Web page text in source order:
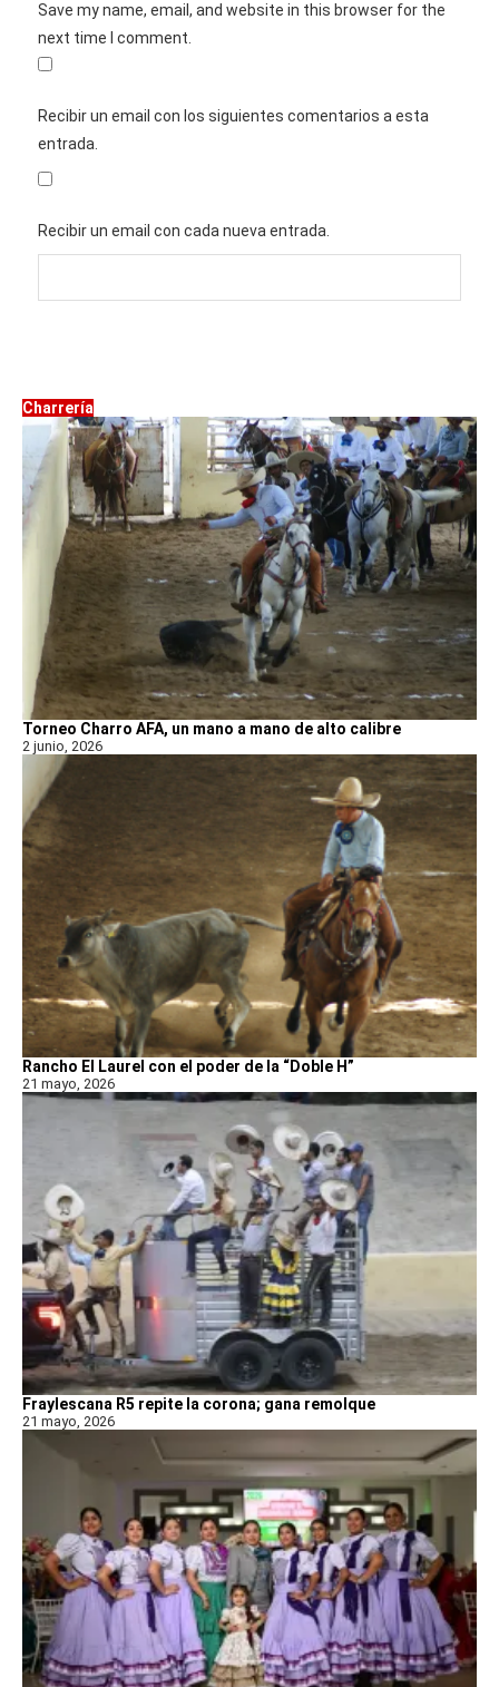
Save my name, email, and website in this browser for the
next time I comment.
Recibir un email con los siguientes comentarios a esta
entrada.
Recibir un email con cada nueva entrada.
Charrería
Torneo Charro AFA, un mano a mano de alto calibre
2 junio, 2026
Rancho El Laurel con el poder de la “Doble H”
21 mayo, 2026
Fraylescana R5 repite la corona; gana remolque
21 mayo, 2026